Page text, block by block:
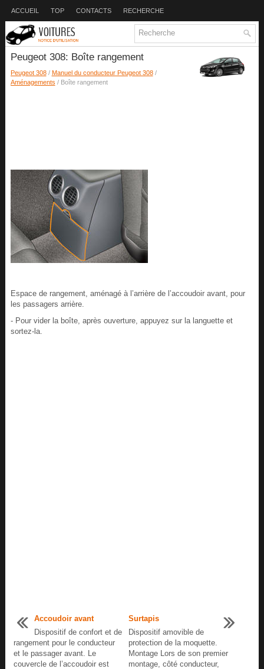
ACCUEIL TOP CONTACTS RECHERCHE
Peugeot 308: Boîte rangement
Peugeot 308/ Manuel du conducteur Peugeot 308/
Aménagements / Boîte rangement
Espace de rangement, aménagé à l’arrière de l’accoudoir avant, pour
les passagers arrière.
- Pour vider la boîte, après ouverture, appuyez sur la languette et
sortez-la.
Accoudoir avant
Dispositif de confort et de
rangement pour le conducteur
et le passager avant. Le
couvercle de l’accoudoir est
Surtapis
Dispositif amovible de
protection de la moquette.
Montage Lors de son premier
montage, côté conducteur,